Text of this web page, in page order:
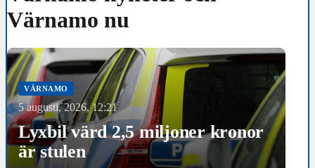
Värnamo nu
VÄRNAMO
5 augusti, 2026, 12:21
Lyxbil värd 2,5 miljoner kronor
är stulen